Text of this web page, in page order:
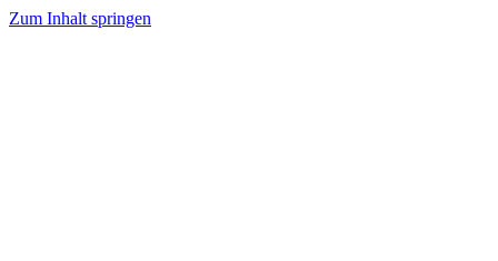
Zum Inhalt springen